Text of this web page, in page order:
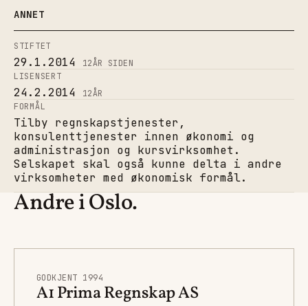
ANNET
STIFTET
29.1.2014 12ÅR SIDEN
LISENSERT
24.2.2014 12ÅR
FORMÅL
Tilby regnskapstjenester,
konsulenttjenester innen økonomi og
administrasjon og kursvirksomhet.
Selskapet skal også kunne delta i andre
virksomheter med økonomisk formål.
Andre i Oslo.
GODKJENT 1994
A1 Prima Regnskap AS